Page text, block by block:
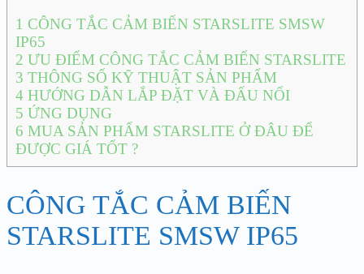
1 CÔNG TẮC CẢM BIẾN STARSLITE SMSW
IP65
2 ƯU ĐIỂM CÔNG TẮC CẢM BIẾN STARSLITE
3 THÔNG SỐ KỸ THUẬT SẢN PHẨM
4 HƯỚNG DẪN LẮP ĐẶT VÀ ĐẤU NỐI
5 ỨNG DỤNG
6 MUA SẢN PHẨM STARSLITE Ở ĐÂU ĐỂ
ĐƯỢC GIÁ TỐT ?
CÔNG TẮC CẢM BIẾN
STARSLITE SMSW IP65